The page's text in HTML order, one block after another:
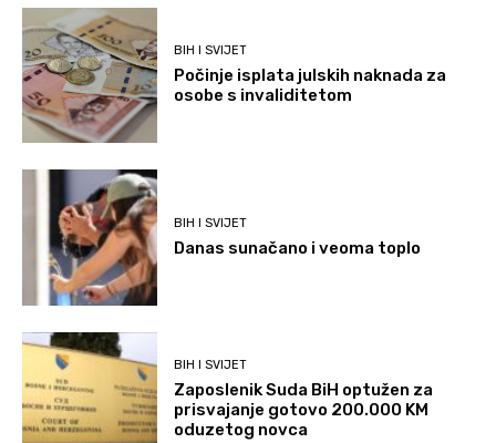
BIH I SVIJET
Počinje isplata julskih naknada za
osobe s invaliditetom
BIH I SVIJET
Danas sunačano i veoma toplo
BIH I SVIJET
Zaposlenik Suda BiH optužen za
prisvajanje gotovo 200.000 KM
oduzetog novca